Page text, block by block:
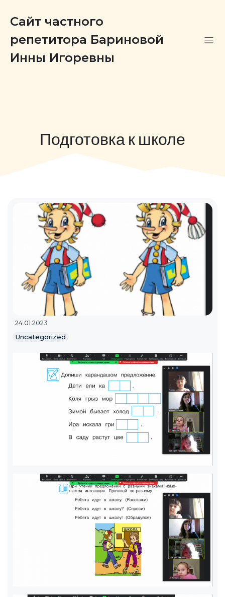
Сайт частного
репетитора Бариновой
Инны Игоревны
Подготовка к школе
24.01.2023
Uncategorized